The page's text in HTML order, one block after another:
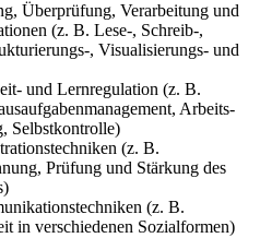
Überprüfung, Verarbeitung und
(z. B. Lese-, Schreib-,
, Visualisierungs- und
und Lernregulation (z. B.
Arbeits-
Selbstkontrolle)
(z. B.
Prüfung und Stärkung des
(z. B.
in verschiedenen Sozialformen)